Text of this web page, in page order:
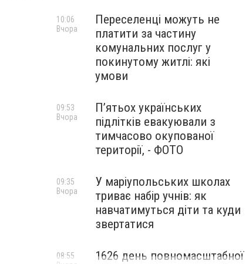
Переселенці можуть не
платити за частину
комунальних послуг у
покинутому житлі: які
умови
10:06
Вчора
П’ятьох українських
підлітків евакуювали з
тимчасово окупованої
території, - ФОТО
09:53
Вчора
У маріупольських школах
триває набір учнів: як
навчатимуться діти та куди
звертатися
09:35
Вчора
1626 день повномасштабної
08:55